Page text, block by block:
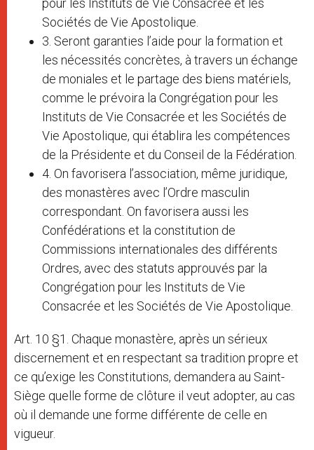
pour les Instituts de Vie Consacrée et les
Sociétés de Vie Apostolique.
3. Seront garanties l’aide pour la formation et
les nécessités concrètes, à travers un échange
de moniales et le partage des biens matériels,
comme le prévoira la Congrégation pour les
Instituts de Vie Consacrée et les Sociétés de
Vie Apostolique, qui établira les compétences
de la Présidente et du Conseil de la Fédération.
4. On favorisera l’association, même juridique,
des monastères avec l’Ordre masculin
correspondant. On favorisera aussi les
Confédérations et la constitution de
Commissions internationales des différents
Ordres, avec des statuts approuvés par la
Congrégation pour les Instituts de Vie
Consacrée et les Sociétés de Vie Apostolique.
Art. 10 §1. Chaque monastère, après un sérieux
discernement et en respectant sa tradition propre et
ce qu’exige les Constitutions, demandera au Saint-
Siège quelle forme de clôture il veut adopter, au cas
où il demande une forme différente de celle en
vigueur.